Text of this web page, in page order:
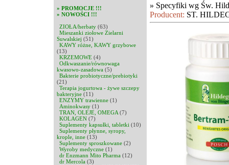
» PROMOCJE !!!
» NOWOŚCI !!!
ZIOŁA/herbaty (63)
Mieszanki ziołowe Zielarni
Suwalskiej (51)
KAWY różne, KAWY grzybowe
(13)
KRZEMOWE (4)
Odkwaszanie/równowaga
kwasowo-zasadowa (5)
Bakterie probiotyczne/prebiotyki
(21)
Terapia jogurtowa - żywe szczepy
bakteryjne (11)
ENZYMY trawienne (1)
Aminokwasy (1)
TRAN, OLEJE, OMEGA (7)
KOLAGEN (7)
Suplementy kapsułki, tabletki (10)
Suplementy płynne, syropy,
krople, inne (13)
Suplementy sproszkowane (2)
Wyroby medyczne (1)
dr Enzmann Mito Pharma (12)
dr Mercola (3)
» Specyfiki wg Św.
Producent: ST.